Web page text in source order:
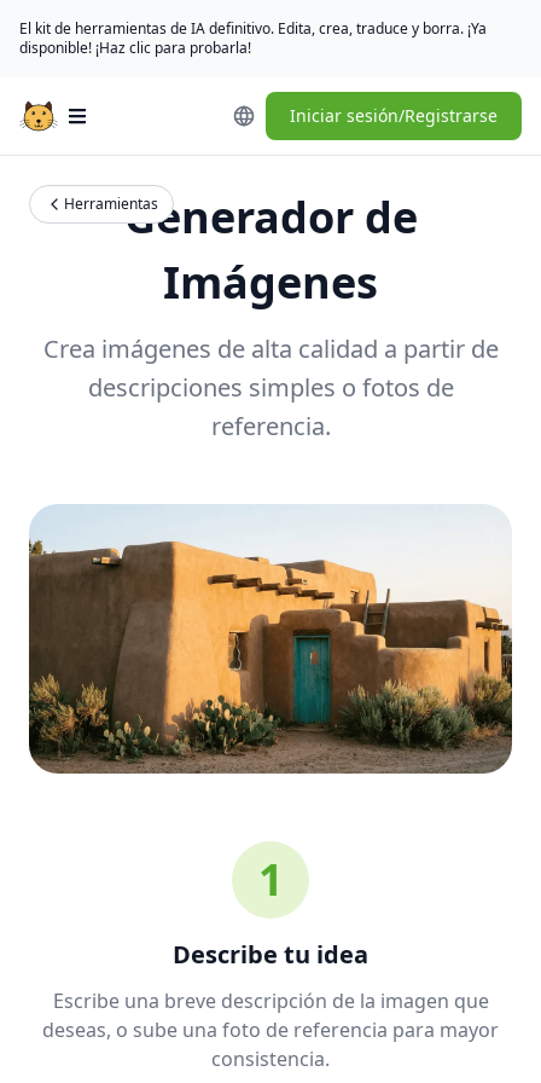
El kit de herramientas de IA definitivo. Edita, crea, traduce y borra. ¡Ya
disponible! ¡Haz clic para probarla!
Open main menu Iniciar sesión/Registrarse
HerramientasGenerador de
Imágenes
Crea imágenes de alta calidad a partir de
descripciones simples o fotos de
referencia.
1
Describe tu idea
Escribe una breve descripción de la imagen que
deseas, o sube una foto de referencia para mayor
consistencia.